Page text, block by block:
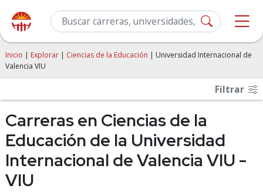
Inicio | Explorar | Ciencias de la Educación | Universidad Internacional de
Valencia VIU
Filtrar
Carreras en Ciencias de la
Educación de la Universidad
Internacional de Valencia VIU -
VIU